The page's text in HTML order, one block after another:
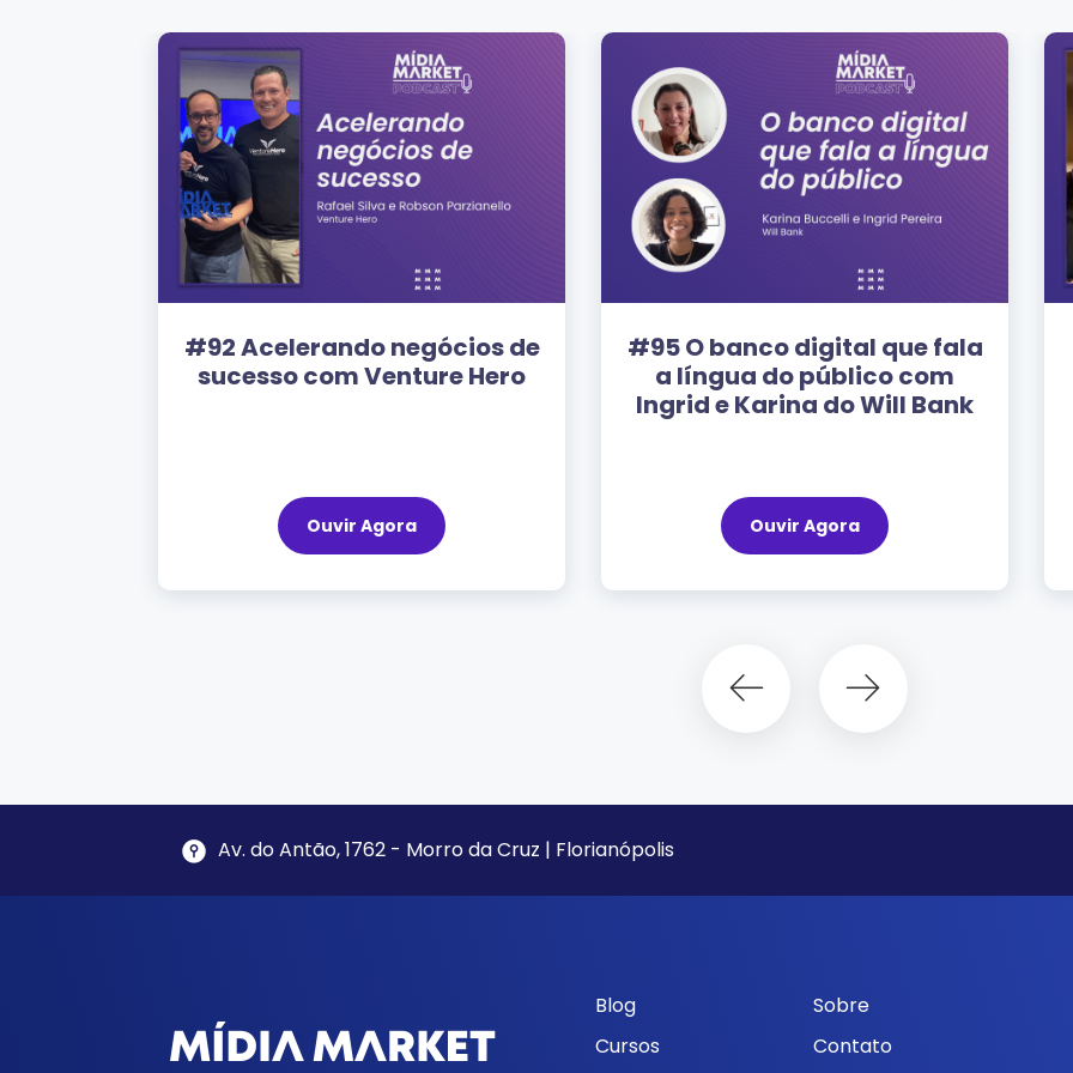
#95 O banco digital que fala
a língua do público com
Ouvir Agora
#32 – Como se tornar um
líder de marketing de
sucesso? Com Gustavo
Ouvir Agora
Av. do Antão, 1762 - Morro da Cruz | Florianópolis
Blog
Sobre
Cursos
Contato